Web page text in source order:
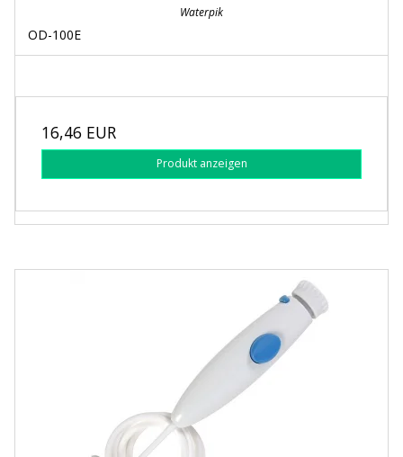
Waterpik
OD-100E
16,46 EUR
Produkt anzeigen